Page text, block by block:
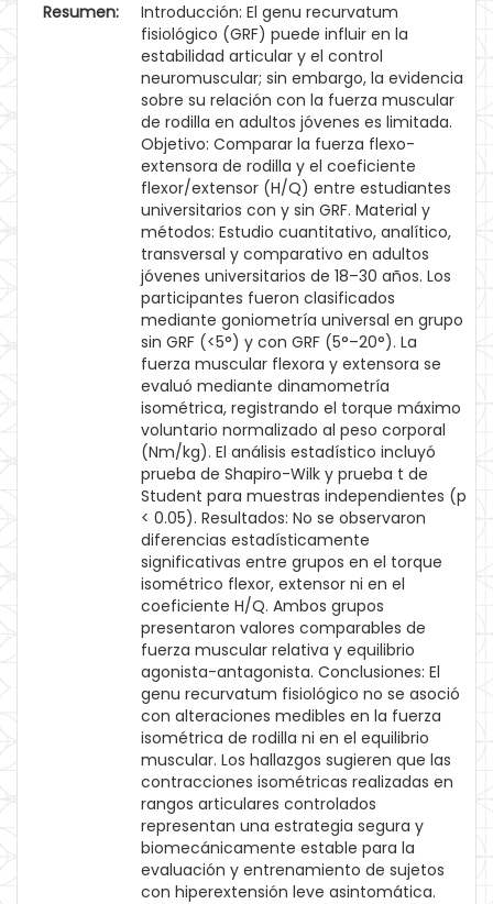
Resumen:
Introducción: El genu recurvatum
fisiológico (GRF) puede influir en la
estabilidad articular y el control
neuromuscular; sin embargo, la evidencia
sobre su relación con la fuerza muscular
de rodilla en adultos jóvenes es limitada.
Objetivo: Comparar la fuerza flexo-
extensora de rodilla y el coeficiente
flexor/extensor (H/Q) entre estudiantes
universitarios con y sin GRF. Material y
métodos: Estudio cuantitativo, analítico,
transversal y comparativo en adultos
jóvenes universitarios de 18–30 años. Los
participantes fueron clasificados
mediante goniometría universal en grupo
sin GRF (<5°) y con GRF (5°–20°). La
fuerza muscular flexora y extensora se
evaluó mediante dinamometría
isométrica, registrando el torque máximo
voluntario normalizado al peso corporal
(Nm/kg). El análisis estadístico incluyó
prueba de Shapiro-Wilk y prueba t de
Student para muestras independientes (p
< 0.05). Resultados: No se observaron
diferencias estadísticamente
significativas entre grupos en el torque
isométrico flexor, extensor ni en el
coeficiente H/Q. Ambos grupos
presentaron valores comparables de
fuerza muscular relativa y equilibrio
agonista-antagonista. Conclusiones: El
genu recurvatum fisiológico no se asoció
con alteraciones medibles en la fuerza
isométrica de rodilla ni en el equilibrio
muscular. Los hallazgos sugieren que las
contracciones isométricas realizadas en
rangos articulares controlados
representan una estrategia segura y
biomecánicamente estable para la
evaluación y entrenamiento de sujetos
con hiperextensión leve asintomática.